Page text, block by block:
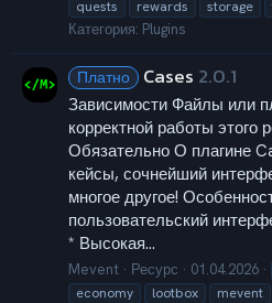
quests
rewards storage
Категория: Plugins
Платно Cases 2.0.1
Зависимости Файлы или
корректной работы
Обязательно О плагине
кейсы, сочнейший
многое другое!
пользовательский
* Высокая...
Mevent Ресурс 01.04.2026
economy
lootbox mevent